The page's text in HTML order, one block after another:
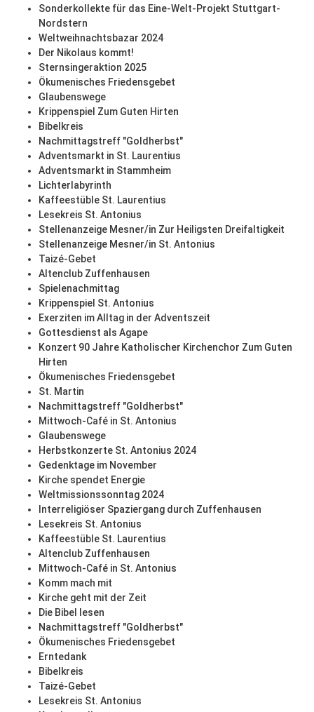
Sonderkollekte für das Eine-Welt-Projekt Stuttgart-
Nordstern
Weltweihnachtsbazar 2024
Der Nikolaus kommt!
Sternsingeraktion 2025
Ökumenisches Friedensgebet
Glaubenswege
Krippenspiel Zum Guten Hirten
Bibelkreis
Nachmittagstreff "Goldherbst"
Adventsmarkt in St. Laurentius
Adventsmarkt in Stammheim
Lichterlabyrinth
Kaffeestüble St. Laurentius
Lesekreis St. Antonius
Stellenanzeige Mesner/in Zur Heiligsten Dreifaltigkeit
Stellenanzeige Mesner/in St. Antonius
Taizé-Gebet
Altenclub Zuffenhausen
Spielenachmittag
Krippenspiel St. Antonius
Exerziten im Alltag in der Adventszeit
Gottesdienst als Agape
Konzert 90 Jahre Katholischer Kirchenchor Zum Guten
Hirten
Ökumenisches Friedensgebet
St. Martin
Nachmittagstreff "Goldherbst"
Mittwoch-Café in St. Antonius
Glaubenswege
Herbstkonzerte St. Antonius 2024
Gedenktage im November
Kirche spendet Energie
Weltmissionssonntag 2024
Interreligiöser Spaziergang durch Zuffenhausen
Lesekreis St. Antonius
Kaffeestüble St. Laurentius
Altenclub Zuffenhausen
Mittwoch-Café in St. Antonius
Komm mach mit
Kirche geht mit der Zeit
Die Bibel lesen
Nachmittagstreff "Goldherbst"
Ökumenisches Friedensgebet
Erntedank
Bibelkreis
Taizé-Gebet
Lesekreis St. Antonius